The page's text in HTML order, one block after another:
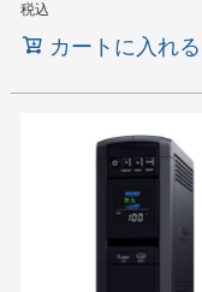
税込
カートに入れる